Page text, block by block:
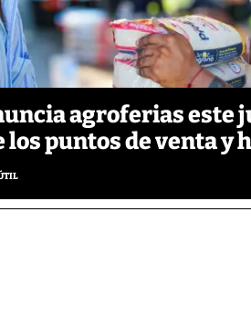
agroferias este
los puntos de venta y